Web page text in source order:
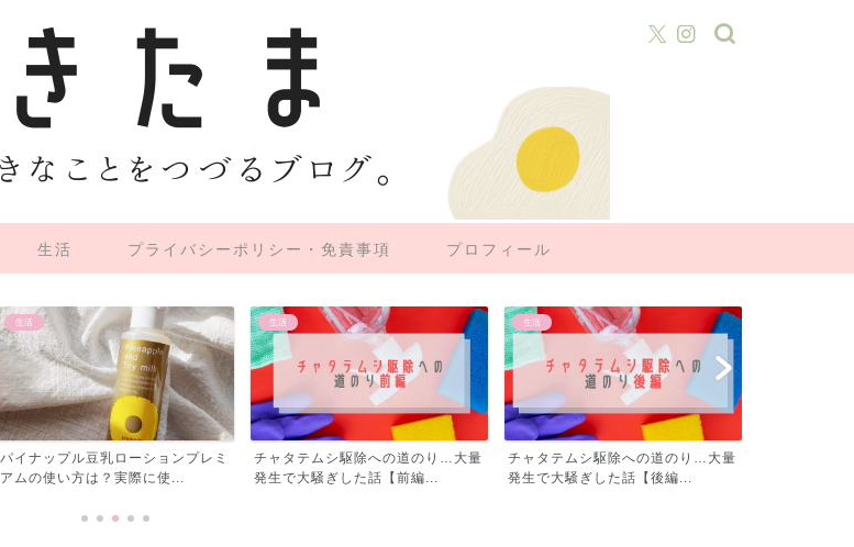
生活 プライバシーポリシー・免責事項 プロフィール
生活
チャタテムシ駆除への道のり…大量
発生で大騒ぎした話【前編...
生活
チャタテムシ駆除への道のり…大量
発生で大騒ぎした話【後編...
沖縄
沖縄でウォータースタンド（水道直
結）を設置！メリット・デ...